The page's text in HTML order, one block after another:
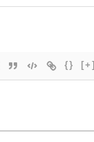
{} [+]